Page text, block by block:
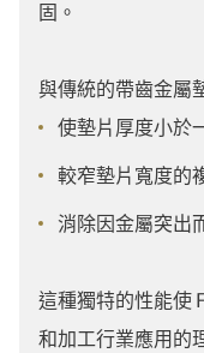
固。
與傳統的帶齒金屬
使墊片厚度小於
較窄墊片寬度的
消除因金屬突出
這種獨特的性能使
和加工行業應用的